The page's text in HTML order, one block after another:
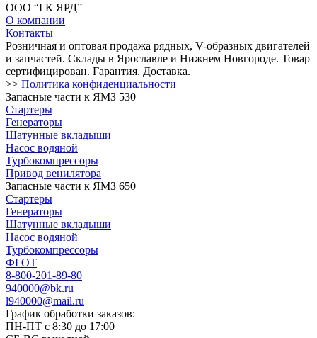
ООО “ГК ЯРД”
О компании
Контакты
Розничная и оптовая продажа рядных, V-образных двигателей
и запчастей. Склады в Ярославле и Нижнем Новгороде. Товар
сертифицирован. Гарантия. Доставка.
>> Политика конфиденциальности
Запасные части к ЯМЗ 530
Стартеры
Генераторы
Шатунные вкладыши
Насос водяной
Турбокомпрессоры
Привод венилятора
Запасные части к ЯМЗ 650
Стартеры
Генераторы
Шатунные вкладыши
Насос водяной
Турбокомпрессоры
ФГОТ
8-800-201-89-80
940000@bk.ru
l940000@mail.ru
График обработки заказов:
ПН-ПТ с 8:30 до 17:00